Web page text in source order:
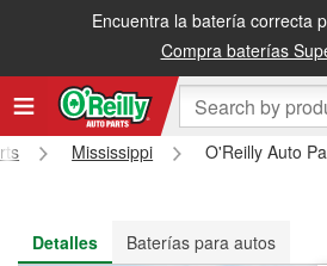
Encuentra la batería correcta
Compra baterías
Recibe tu orden gratis al día siguiente
Mississippi
O'Reilly Auto
Detalles
Baterías para autos